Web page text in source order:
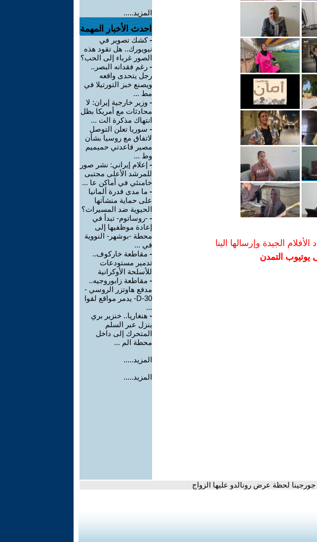
الجيدة وإرسالها الينا
يوتيوب التمدن
المزيد.....
احدث الأخبار المهمة
-كشك تصوير في
نيويورك.. هل تقود هذه
الصور غرباء إلى الحب؟
- رغم فقدانه البصر..
رجل يتحدى واقعه
ويصنع خبز التورتيلا في
مط ...
- وزير خارجية إيران: لا
محادثات مع أمريكا بظل
انتهاك مذكرة الت ...
- سوريا تعلن التوصل
لاتفاق مع روسيا بشأن
مصير قاعدتي حميميم
وط ...
- إعلام إيراني: نشر صور
للمرشد الأعلى مجتبى
خامنئي في أماكن عا ...
- ما مدى قدرة ألمانيا
على حماية منشآتها
الحيوية ضد المسيرات؟
- -روساتوم- تبدأ في
إعادة موظفيها إلى
محطة -بوشهر- النووية
في ...
- مقاطعة خاركوف..
تدمير مستودعات
للأسلحة الأوكرانية
- مقاطعة زابوروجيه..
مدفع هاوتزر الروسي -
D-30- يدمر مواقع لقوا
...
- هنغاريا.. خنزير بري
ينزل عبر السلم
المتحرك إلى داخل
محطة الم ...
المزيد.....
المزيد.....
لحظة عرض رونالدو عليها الزواج